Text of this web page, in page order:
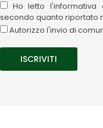
Ho letto
secondo quanto riportato
Autorizzo l'invio di